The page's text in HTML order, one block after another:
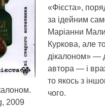
2009
«Фієста»,
за ідейним
Маріанни
Куркова, але
дікалоном» —
автора — і
то якось з
чого.